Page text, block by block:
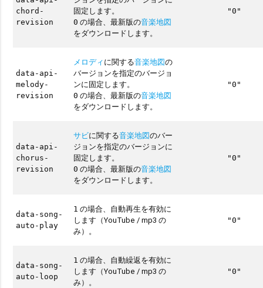
chord-
revision
固定します。
0 の場合、最新版の音楽地図
をダウンロードします。
"0"
data-api-
melody-
revision
メロディに関する音楽地図の
バージョンを指定のバージョ
ンに固定します。
0 の場合、最新版の音楽地図
をダウンロードします。
"0"
data-api-
chorus-
revision
サビに関する音楽地図のバー
ジョンを指定のバージョンに
固定します。
0 の場合、最新版の音楽地図
をダウンロードします。
"0"
data-song-
auto-play
1 の場合、自動再生を有効に
します（YouTube / mp3 の
み）。
"0"
data-song-
auto-loop
1 の場合、自動繰返を有効に
します（YouTube / mp3 の
み）。
"0"